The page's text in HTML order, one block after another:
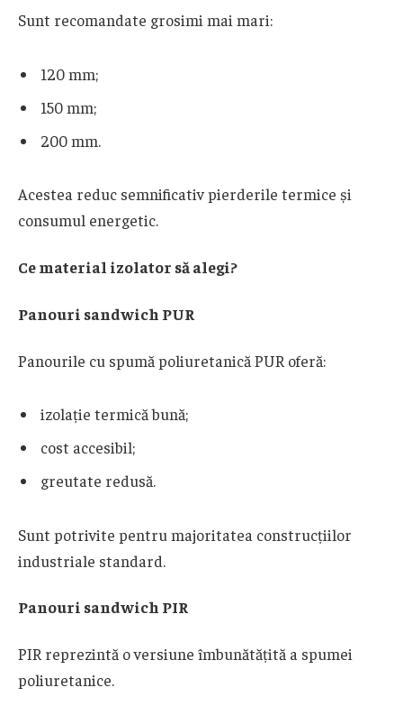
Sunt recomandate grosimi mai mari:
120 mm;
150 mm;
200 mm.
Acestea reduc semnificativ pierderile termice și
consumul energetic.
Ce material izolator să alegi?
Panouri sandwich PUR
Panourile cu spumă poliuretanică PUR oferă:
izolație termică bună;
cost accesibil;
greutate redusă.
Sunt potrivite pentru majoritatea construcțiilor
industriale standard.
Panouri sandwich PIR
PIR reprezintă o versiune îmbunătățită a spumei
poliuretanice.